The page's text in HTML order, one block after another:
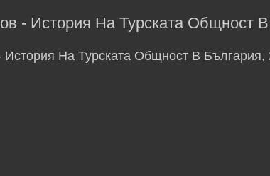
- История На Турската Общност В
На Турската Общност В България,